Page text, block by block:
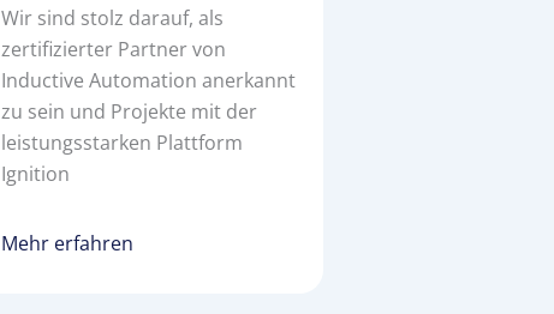
Wir sind stolz darauf, als
zertifizierter Partner von
Inductive Automation anerkannt
zu sein und Projekte mit der
leistungsstarken Plattform
Ignition
Mehr erfahren